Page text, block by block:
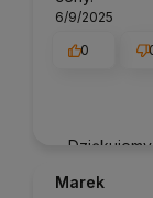
klienta i
6/9/2025
0
Marek